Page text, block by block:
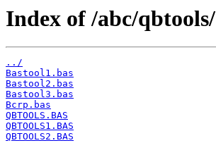
Index of /abc/qbtools/
../
Bastool1.bas
Bastool2.bas
Bastool3.bas
Bcrp.bas
QBTOOLS.BAS
QBTOOLS1.BAS
QBTOOLS2.BAS